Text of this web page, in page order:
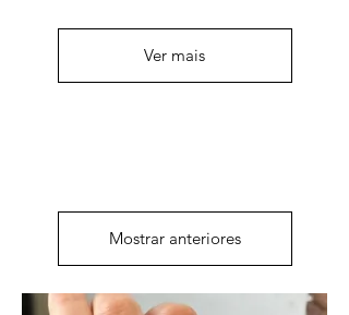
Ver mais
Mostrar anteriores